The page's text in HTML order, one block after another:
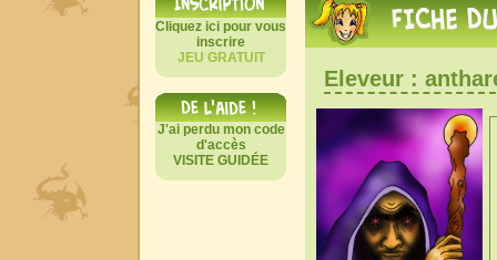
Cliquez ici pour vous
inscrire
JEU GRATUIT
J'ai perdu mon code
d'accès
VISITE GUIDÉE
Eleveur :